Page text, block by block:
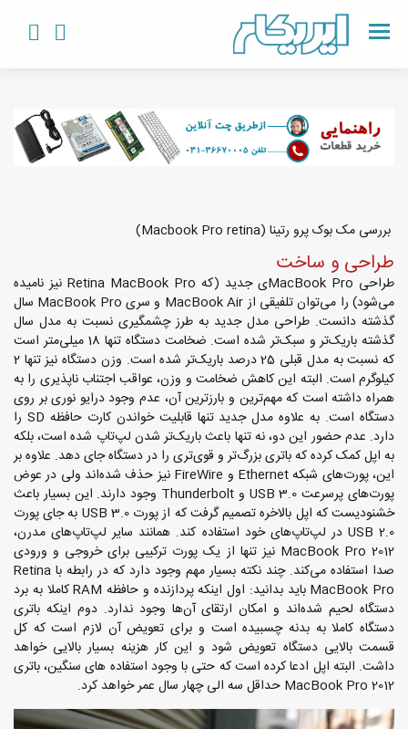
بررسی مک بوک پرو رتینا (Macbook Pro retina)
طراحی و ساخت
طراحی MacBook Proی جدید (که Retina MacBook Pro نیز نامیده
می‌شود) را می‌توان تلفیقی از MacBook Air و سری MacBook Pro سال
گذشته دانست. طراحی مدل جدید به طرز چشمگیری نسبت به مدل سال
گذشته باریک‌تر و سبک‌تر شده است. ضخامت دستگاه تنها 18 میلی‌متر است
که نسبت به مدل قبلی 25 درصد باریک‌تر شده است. وزن دستگاه نیز تنها 2
کیلوگرم است. البته این کاهش ضخامت و وزن، عواقب اجتناب ناپذیری را به
همراه داشته است که مهم‌ترین و بارزترین آن، عدم وجود درایو نوری بر روی
دستگاه است. به علاوه مدل جدید تنها قابلیت خواندن کارت حافظه SD را
دارد. عدم حضور این دو، نه تنها باعث باریک‌تر شدن لپ‌تاپ شده است، بلکه
به اپل کمک کرده که باتری بزرگ‌تر و قوی‌تری را در دستگاه جای دهد. علاوه بر
این، پورت‌های شبکه Ethernet و FireWire نیز حذف شده‌اند ولی در عوض
پورت‌های پرسرعت USB 3.0 و Thunderbolt وجود دارند. این بسیار باعث
خشنودیست که اپل بالاخره تصمیم گرفت که از پورت USB 3.0 به جای پورت
USB 2.0 در لپ‌تاپ‌های خود استفاده کند. همانند سایر لپ‌تاپ‌های مدرن،
MacBook Pro 2012 نیز تنها از یک پورت ترکیبی برای خروجی و ورودی
صدا استفاده می‌کند. چند نکته بسیار مهم وجود دارد که در رابطه با Retina
MacBook Pro باید بدانید: اول اینکه پردازنده و حافظه RAM کاملا به برد
دستگاه لحیم شده‌اند و امکان ارتقای آن‌ها وجود ندارد. دوم اینکه باتری
دستگاه کاملا به بدنه چسبیده است و برای تعویض آن لازم است که کل
قسمت بالایی دستگاه تعویض شود و این کار هزینه بسیار بالایی خواهد
داشت. البته اپل ادعا کرده است که حتی با وجود استفاده های سنگین، باتری
MacBook Pro 2012 حداقل سه الی چهار سال عمر خواهد کرد.